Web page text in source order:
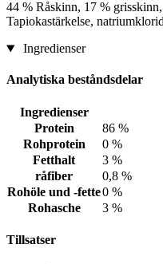
44 % Råskinn, 17 %
Tapiokastärkelse,
Ingredienser
Analytiska beståndsdelar
Ingredienser
Protein
86 %
Rohprotein
0 %
Fetthalt
3 %
råfiber
0,8 %
Rohöle und -fette0 %
Rohasche
3 %
Tillsatser